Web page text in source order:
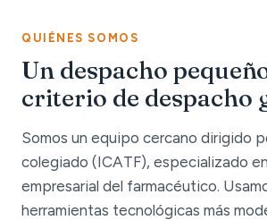
QUIÉNES SOMOS
Un despacho
criterio de despacho
Somos un equipo cercano dirigido
colegiado (ICATF), especializado
empresarial del farmacéutico.
herramientas tecnológicas más